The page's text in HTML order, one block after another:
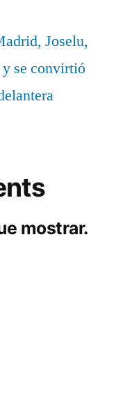
Joselu,
se convirtió
mostrar.